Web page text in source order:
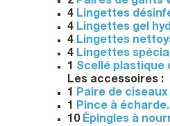
4 Lingettes
4 Lingettes gel
4 Lingettes
4 Lingettes
1 Scellé plastique
Les accessoires :
1 Paire de ciseaux
1 Pince à écharde.
10 Épingles à